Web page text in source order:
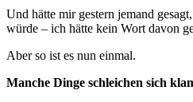
Und hätte mir gestern jemand
würde – ich hätte kein Wort davon
Aber so ist es nun einmal.
Manche Dinge schleichen sich